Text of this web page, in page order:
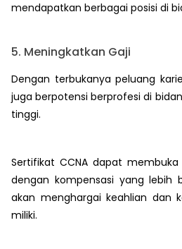
mendapatkan berbagai posisi di
5. Meningkatkan Gaji
Dengan terbukanya peluang
juga berpotensi berprofesi di
tinggi.
Sertifikat CCNA dapat
dengan kompensasi yang lebih
akan menghargai keahlian dan
miliki.